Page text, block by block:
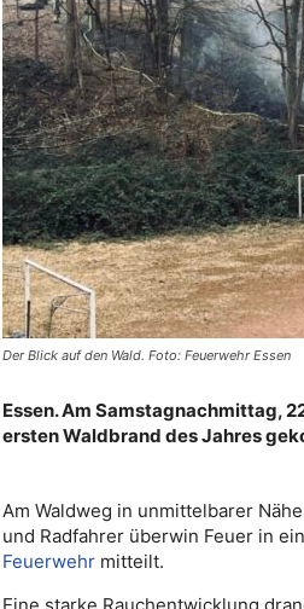
Der Blick auf den Wald. Foto: Feuerwehr Essen
Essen. Am Samstagnachmittag,
ersten Waldbrand des Jahres
Am Waldweg in unmittelbarer
und Radfahrer überwin Feuer in
Feuerwehr mitteilt.